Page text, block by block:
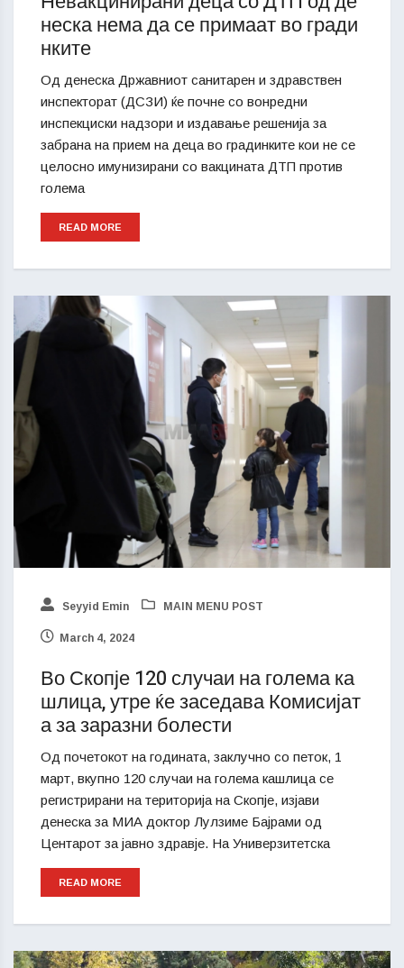
неска нема да се примаат во гради
нките
Од денеска Државниот санитарен и здравствен
инспекторат (ДСЗИ) ќе почне со вонредни
инспекциски надзори и издавање решенија за
забрана на прием на деца во градинките кои не се
целосно имунизирани со вакцината ДТП против
голема
READ MORE
Seyyid Emin MAIN MENU POST
March 4, 2024
Во Скопје 120 случаи на голема ка
шлица, утре ќе заседава Комисијат
а за заразни болести
Од почетокот на годината, заклучно со петок, 1
март, вкупно 120 случаи на голема кашлица се
регистрирани на територија на Скопје, изјави
денеска за МИА доктор Лулзиме Бајрами од
Центарот за јавно здравје. На Универзитетска
READ MORE